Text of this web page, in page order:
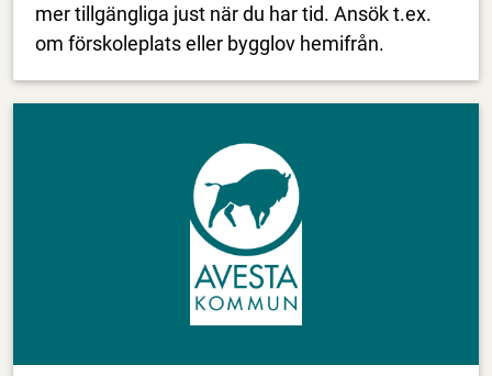
mer tillgängliga just när du har tid. Ansök t.ex.
om förskoleplats eller bygglov hemifrån.